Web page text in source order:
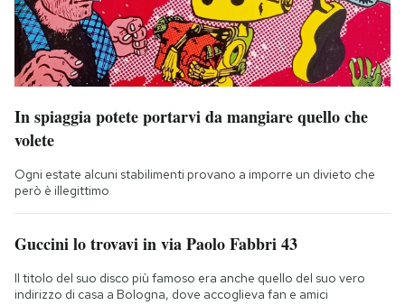
In spiaggia potete portarvi da mangiare quello che
volete
Ogni estate alcuni stabilimenti provano a imporre un divieto che
però è illegittimo
Guccini lo trovavi in via Paolo Fabbri 43
Il titolo del suo disco più famoso era anche quello del suo vero
indirizzo di casa a Bologna, dove accoglieva fan e amici